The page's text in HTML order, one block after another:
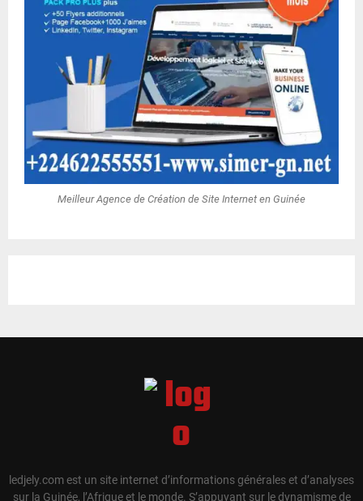
Meilleur Agence de Création de Site Internet en Guinée
ledjely.com est un site internet d’informations générales et d’analyses
sur la Guinée, l’Afrique et le monde. S’appuyant sur le dynamisme de